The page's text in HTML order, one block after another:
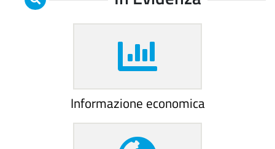
Informazione economica